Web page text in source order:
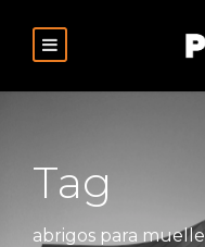
Tag
abrigos para muelle